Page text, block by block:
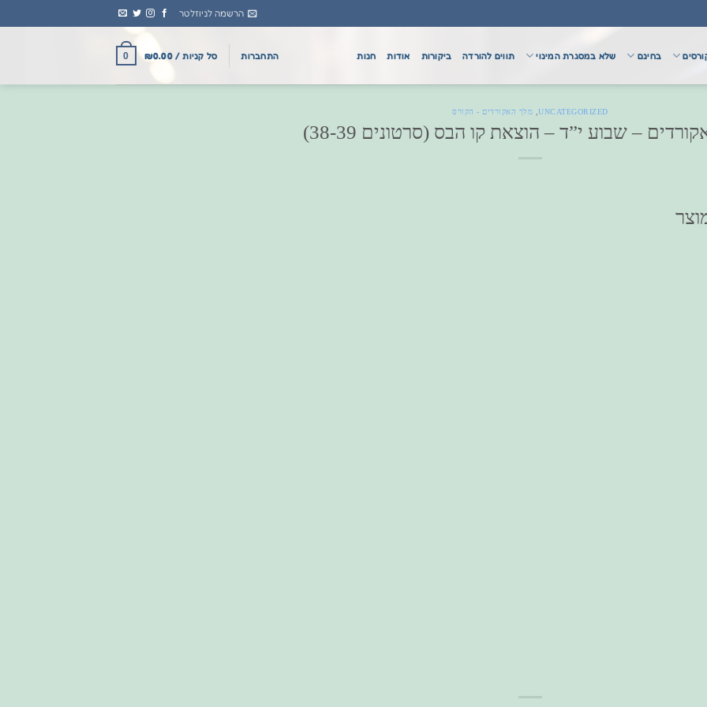
הרשמה לניוזלטר
בחינם שלא במסגרת המינוי תווים להורדה ביקורות אודות חנות התחברות סל קניות / ₪0.00
0
UNCATEGORIZED
, מלך האקורדים - הקורס
– שבוע י”ד – הוצאת קו הבס (סרטונים 38-39)